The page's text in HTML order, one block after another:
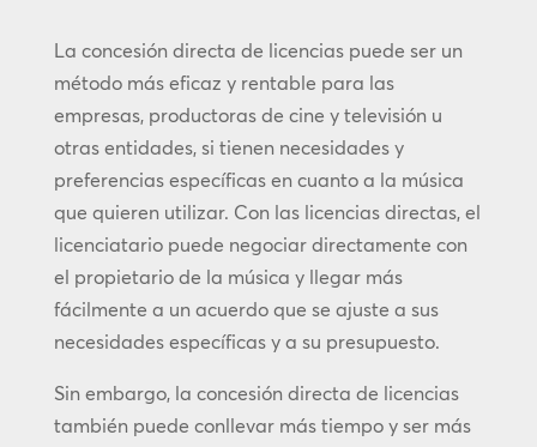
La concesión directa de licencias puede ser un
método más eficaz y rentable para las
empresas, productoras de cine y televisión u
otras entidades, si tienen necesidades y
preferencias específicas en cuanto a la música
que quieren utilizar. Con las licencias directas, el
licenciatario puede negociar directamente con
el propietario de la música y llegar más
fácilmente a un acuerdo que se ajuste a sus
necesidades específicas y a su presupuesto.
Sin embargo, la concesión directa de licencias
también puede conllevar más tiempo y ser más